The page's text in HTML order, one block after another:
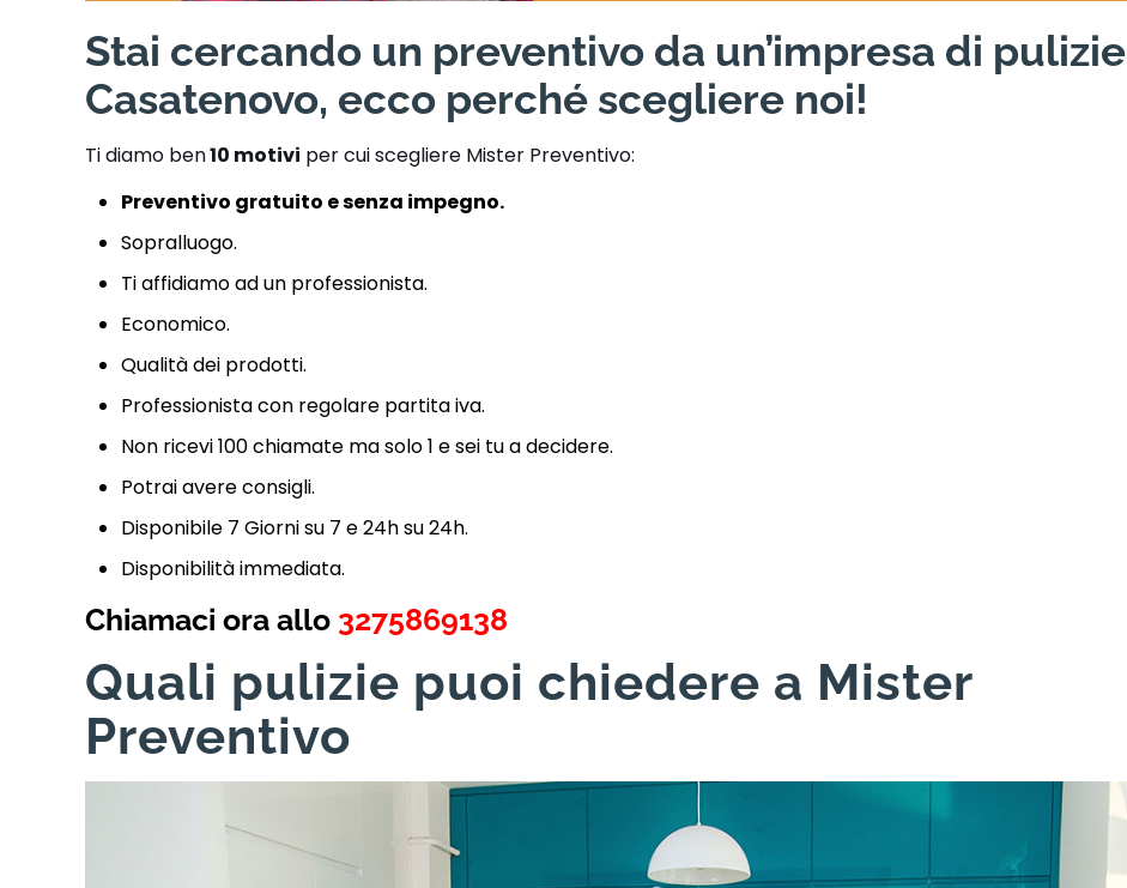
Stai cercando un preventivo da un’impresa di pulizie
Casatenovo, ecco perché scegliere noi!
Ti diamo ben10 motivi per cui scegliere Mister Preventivo:
Preventivo gratuito e senza impegno.
Sopralluogo.
Ti affidiamo ad un professionista.
Economico.
Qualità dei prodotti.
Professionista con regolare partita iva.
Non ricevi 100 chiamate ma solo 1 e sei tu a decidere.
Potrai avere consigli.
Disponibile 7 Giorni su 7 e 24h su 24h.
Disponibilità immediata.
Chiamaci ora allo 3275869138
Quali pulizie puoi chiedere a Mister
Preventivo